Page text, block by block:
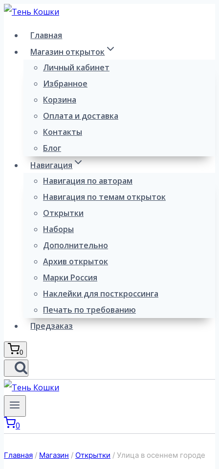
Перейти
содержимому
Главная
Магазин открыток
Личный кабинет
Избранное
Корзина
Оплата и доставка
Контакты
Блог
Навигация
Навигация по авторам
Навигация по темам открыток
Открытки
Наборы
Дополнительно
Архив открыток
Марки Россия
Наклейки для посткроссинга
Печать по требованию
Предзаказ
0
0
Главная / Магазин / Открытки / Улица в осеннем городе